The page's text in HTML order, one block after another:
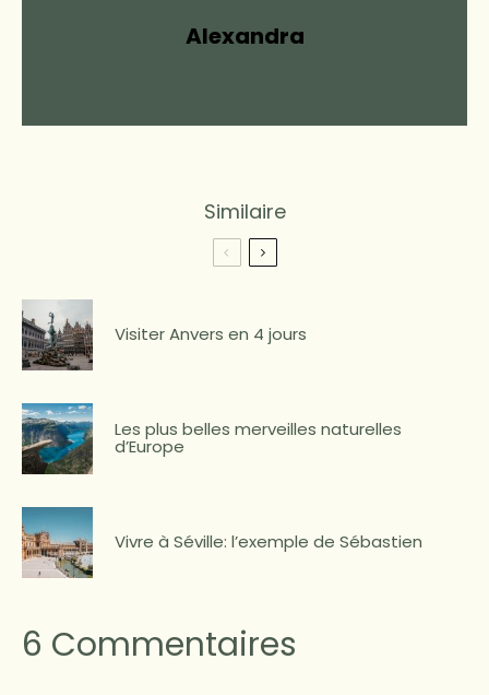
Alexandra
Similaire
Visiter Anvers en 4 jours
Les plus belles merveilles naturelles
d’Europe
Vivre à Séville: l’exemple de Sébastien
6 Commentaires